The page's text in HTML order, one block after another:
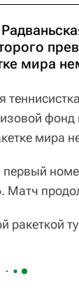
мира
теннисистка
мира
Матч
ракеткой